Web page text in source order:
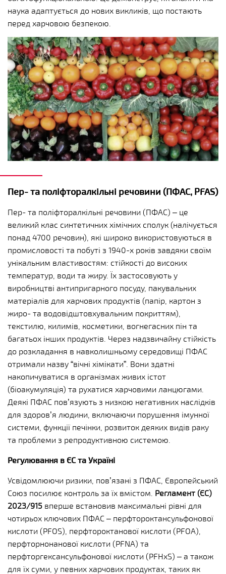
наука адаптується до нових викликів, що постають
перед харчовою безпекою.
Пер- та поліфторалкільні речовини (ПФАС, PFAS)
Пер- та поліфторалкільні речовини (ПФАС) – це
великий клас синтетичних хімічних сполук (налічується
понад 4700 речовин), які широко використовуються в
промисловості та побуті з 1940-х років завдяки своїм
унікальним властивостям: стійкості до високих
температур, води та жиру. Їх застосовують у
виробництві антипригарного посуду, пакувальних
матеріалів для харчових продуктів (папір, картон з
жиро- та водовідштовхувальним покриттям),
текстилю, килимів, косметики, вогнегасних пін та
багатьох інших продуктів. Через надзвичайну стійкість
до розкладання в навколишньому середовищі ПФАС
отримали назву “вічні хімікати”. Вони здатні
накопичуватися в організмах живих істот
(біоакумуляція) та рухатися харчовими ланцюгами.
Деякі ПФАС пов’язують з низкою негативних наслідків
для здоров’я людини, включаючи порушення імунної
системи, функції печінки, розвиток деяких видів раку
та проблеми з репродуктивною системою.
Регулювання в ЄС та Україні
Усвідомлюючи ризики, пов’язані з ПФАС, Європейський
Союз посилює контроль за їх вмістом. Регламент (ЄС)
2023/915 вперше встановив максимальні рівні для
чотирьох ключових ПФАС – перфтороктансульфонової
кислоти (PFOS), перфтороктанової кислоти (PFOA),
перфторнонанової кислоти (PFNA) та
перфторгексансульфонової кислоти (PFHxS) – а також
для їх суми, у певних харчових продуктах, таких як